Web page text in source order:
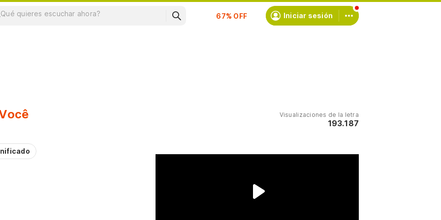
Suscríbete Iniciar sesión
Visualizaciones de la letra
193.187